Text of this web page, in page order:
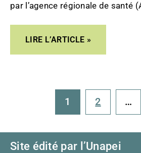
par l’agence régionale de santé
Blancs du Finistère. Crédit photo
LIRE L’ARTICLE »
1 2 …
Site édité par l’Unapei